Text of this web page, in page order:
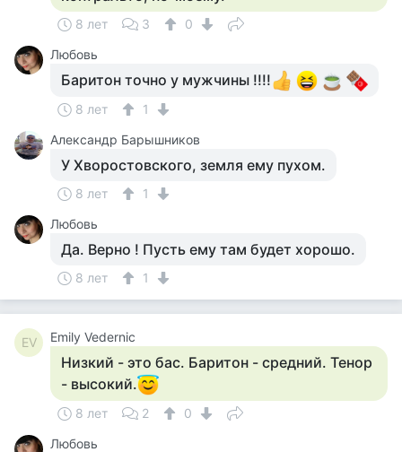
8 лет 3
0
Любовь
Баритон точно у мужчины !!!!
8 лет
1
Александр Барышников
У Хворостовского, земля ему пухом.
8 лет
1
Любовь
Да. Верно ! Пусть ему там будет хорошо.
8 лет 1
EV Emily Vedernic
Низкий - это бас. Баритон - средний. Тенор
- высокий.
8 лет 2
0
Любовь